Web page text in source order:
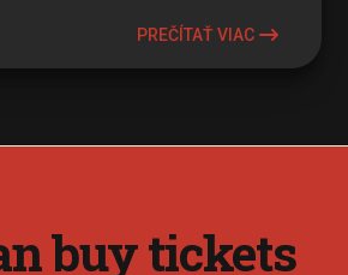
PREČÍTAŤ VIAC
buy tickets